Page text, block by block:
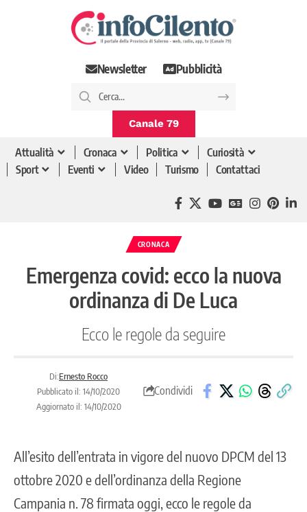
Newsletter Pubblicità
Canale 79
Attualità Cronaca Politica
Curiosità
Sport
Eventi Video Turismo Contattaci
CRONACA
Emergenza covid: ecco la nuova
ordinanza di De Luca
Ecco le regole da seguire
Di:Ernesto Rocco
Pubblicato il: 14/10/2020
Aggiornato il: 14/10/2020
Condividi
All’esito dell’entrata in vigore del nuovo DPCM del 13
ottobre 2020 e dell’ordinanza della Regione
Campania n. 78 firmata oggi, ecco le regole da